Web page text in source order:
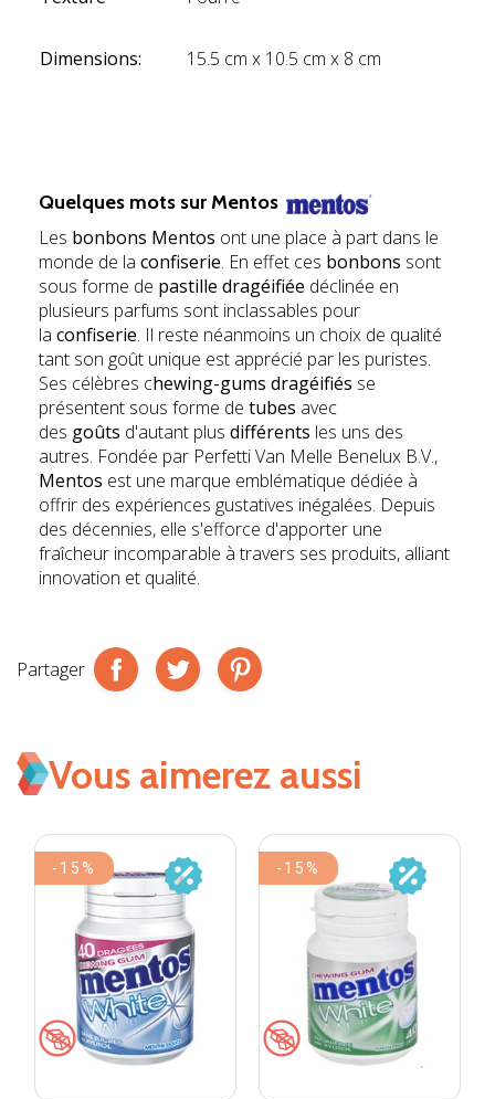
Dimensions: 15.5 cm x 10.5 cm x 8 cm
Quelques mots surMentos
Les bonbons Mentos ont une place à part dans le
monde de la confiserie. En effet ces bonbons sont
sous forme de pastille dragéifiée déclinée en
plusieurs parfums sont inclassables pour
la confiserie. Il reste néanmoins un choix de qualité
tant son goût unique est apprécié par les puristes.
Ses célèbres chewing-gums dragéifiés se
présentent sous forme de tubes avec
des goûts d'autant plus différents les uns des
autres. Fondée par Perfetti Van Melle Benelux B.V.,
Mentos est une marque emblématique dédiée à
offrir des expériences gustatives inégalées. Depuis
des décennies, elle s'efforce d'apporter une
fraîcheur incomparable à travers ses produits, alliant
innovation et qualité.
Partager
Vous aimerez aussi
-15% -15%